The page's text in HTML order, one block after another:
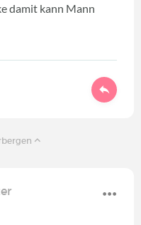
damit kann Mann